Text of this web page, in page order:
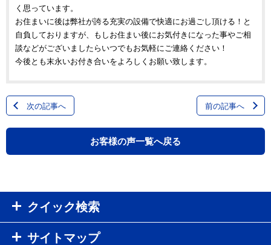
く思っています。
お住まいに後は弊社が誇る充実の設備で快適にお過ごし頂ける！と
自負しておりますが、もしお住まい後にお気付きになった事やご相
談などがございましたらいつでもお気軽にご連絡ください！
今後とも末永いお付き合いをよろしくお願い致します。
次の記事へ 前の記事へ
お客様の声一覧へ戻る
クイック検索
サイトマップ